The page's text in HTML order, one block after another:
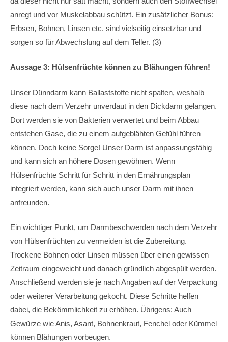
anregt und vor Muskelabbau schützt. Ein zusätzlicher Bonus:
Erbsen, Bohnen, Linsen etc. sind vielseitig einsetzbar und
sorgen so für Abwechslung auf dem Teller. (3)
Aussage 3: Hülsenfrüchte können zu Blähungen führen!
Unser Dünndarm kann Ballaststoffe nicht spalten, weshalb
diese nach dem Verzehr unverdaut in den Dickdarm gelangen.
Dort werden sie von Bakterien verwertet und beim Abbau
entstehen Gase, die zu einem aufgeblähten Gefühl führen
können. Doch keine Sorge! Unser Darm ist anpassungsfähig
und kann sich an höhere Dosen gewöhnen. Wenn
Hülsenfrüchte Schritt für Schritt in den Ernährungsplan
integriert werden, kann sich auch unser Darm mit ihnen
anfreunden.
Ein wichtiger Punkt, um Darmbeschwerden nach dem Verzehr
von Hülsenfrüchten zu vermeiden ist die Zubereitung.
Trockene Bohnen oder Linsen müssen über einen gewissen
Zeitraum eingeweicht und danach gründlich abgespült werden.
Anschließend werden sie je nach Angaben auf der Verpackung
oder weiterer Verarbeitung gekocht. Diese Schritte helfen
dabei, die Bekömmlichkeit zu erhöhen. Übrigens: Auch
Gewürze wie Anis, Asant, Bohnenkraut, Fenchel oder Kümmel
können Blähungen vorbeugen.